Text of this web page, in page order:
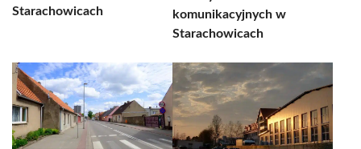
Starachowicach
komunikacyjnych w
Starachowicach